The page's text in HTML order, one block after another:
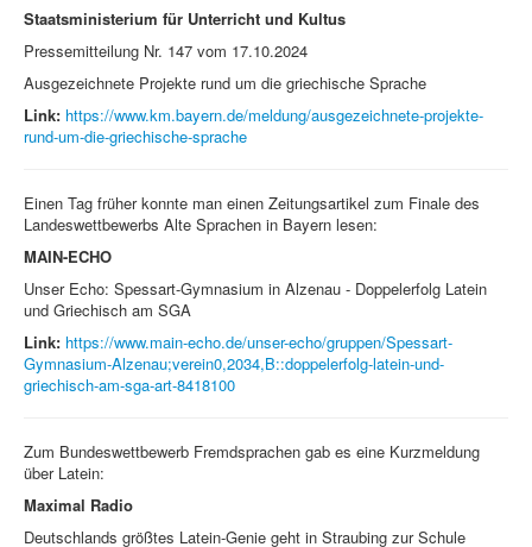
Staatsministerium für Unterricht und Kultus
Pressemitteilung Nr. 147 vom 17.10.2024
Ausgezeichnete Projekte rund um die griechische Sprache
Link: https://www.km.bayern.de/meldung/ausgezeichnete-projekte-
rund-um-die-griechische-sprache
Einen Tag früher konnte man einen Zeitungsartikel zum Finale des
Landeswettbewerbs Alte Sprachen in Bayern lesen:
MAIN-ECHO
Unser Echo: Spessart-Gymnasium in Alzenau - Doppelerfolg Latein
und Griechisch am SGA
Link: https://www.main-echo.de/unser-echo/gruppen/Spessart-
Gymnasium-Alzenau;verein0,2034,B::doppelerfolg-latein-und-
griechisch-am-sga-art-8418100
Zum Bundeswettbewerb Fremdsprachen gab es eine Kurzmeldung
über Latein:
Maximal Radio
Deutschlands größtes Latein-Genie geht in Straubing zur Schule